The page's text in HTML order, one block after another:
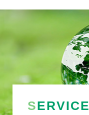
SERVICE